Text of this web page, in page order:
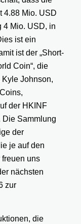
4.88 Mio. USD
4 Mio. USD, in
ist ein
ist der „Short-
Coin“, die
Johnson,
der HKINF
Sammlung
der
je auf den
uns
nächsten
zur
die